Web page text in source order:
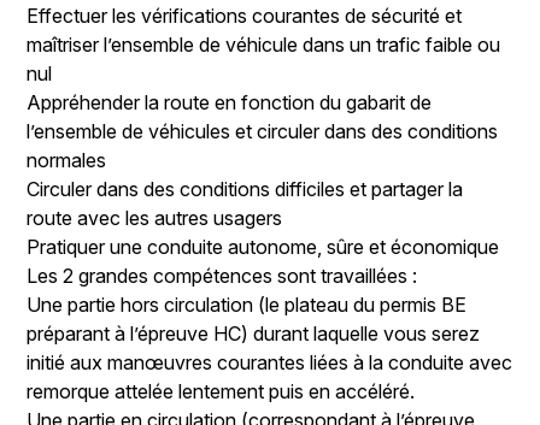
Effectuer les vérifications courantes de sécurité et
maîtriser l’ensemble de véhicule dans un trafic faible ou
nul
Appréhender la route en fonction du gabarit de
l’ensemble de véhicules et circuler dans des conditions
normales
Circuler dans des conditions difficiles et partager la
route avec les autres usagers
Pratiquer une conduite autonome, sûre et économique
Les 2 grandes compétences sont travaillées :
Une partie hors circulation (le plateau du permis BE
préparant à l’épreuve HC) durant laquelle vous serez
initié aux manœuvres courantes liées à la conduite avec
remorque attelée lentement puis en accéléré.
Une partie en circulation (correspondant à l’épreuve